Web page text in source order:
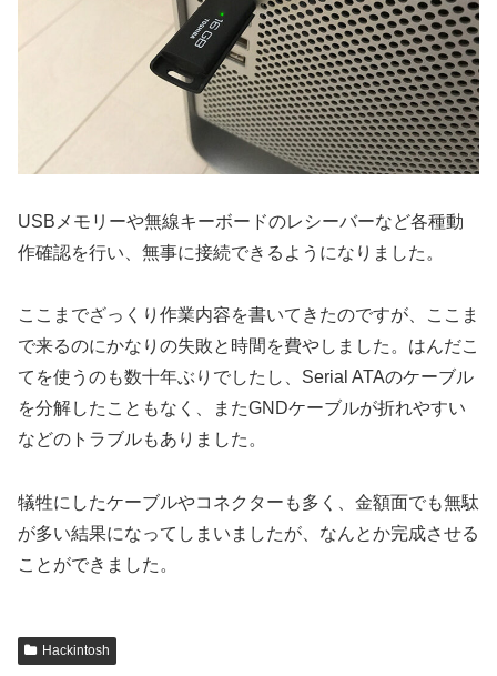
USBメモリーや無線キーボードのレシーバーなど各種動
作確認を行い、無事に接続できるようになりました。
ここまでざっくり作業内容を書いてきたのですが、ここま
で来るのにかなりの失敗と時間を費やしました。はんだこ
てを使うのも数十年ぶりでしたし、Serial ATAのケーブル
を分解したこともなく、またGNDケーブルが折れやすい
などのトラブルもありました。
犠牲にしたケーブルやコネクターも多く、金額面でも無駄
が多い結果になってしまいましたが、なんとか完成させる
ことができました。
Hackintosh